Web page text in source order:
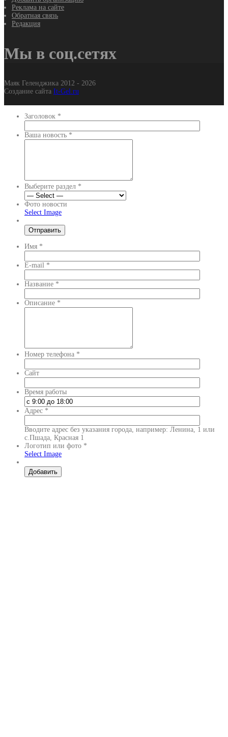
Реклама на сайте
Обратная связь
Редакция
Мы в соц.сетях
Маяк Геленджика 2012 - 2026
Создание сайта It-Gel.ru
Заголовок *
Ваша новость *
Выберите раздел *
Фото новости
Select Image
Имя *
E-mail *
Название *
Описание *
Номер телефона *
Сайт
Время работы
Адрес *
Вводите адрес без указания города, например: Ленина, 1 или
с.Пшада, Красная 1
Логотип или фото *
Select Image